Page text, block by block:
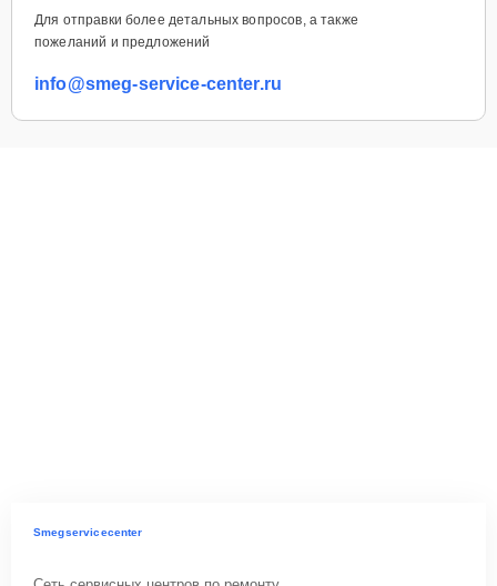
Для отправки более детальных вопросов, а также
пожеланий и предложений
info@smeg-service-center.ru
Smegservicecenter